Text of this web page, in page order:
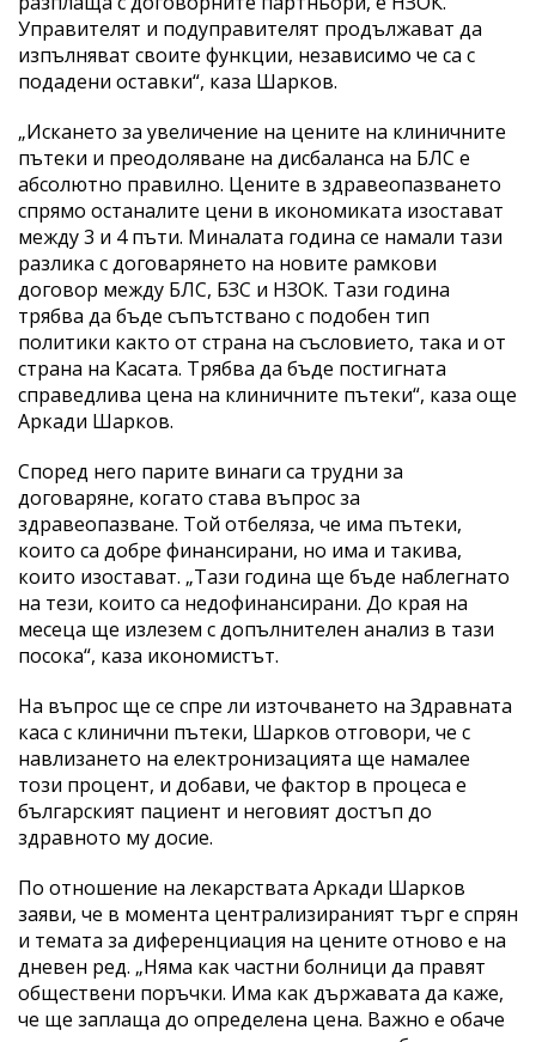
Управителят и подуправителят продължават да
изпълняват своите функции, независимо че са с
подадени оставки“, каза Шарков.
„Искането за увеличение на цените на клиничните
пътеки и преодоляване на дисбаланса на БЛС е
абсолютно правилно. Цените в здравеопазването
спрямо останалите цени в икономиката изостават
между 3 и 4 пъти. Миналата година се намали тази
разлика с договарянето на новите рамкови
договор между БЛС, БЗС и НЗОК. Тази година
трябва да бъде съпътствано с подобен тип
политики както от страна на съсловието, така и от
страна на Касата. Трябва да бъде постигната
справедлива цена на клиничните пътеки“, каза още
Аркади Шарков.
Според него парите винаги са трудни за
договаряне, когато става въпрос за
здравеопазване. Той отбеляза, че има пътеки,
които са добре финансирани, но има и такива,
които изостават. „Тази година ще бъде наблегнато
на тези, които са недофинансирани. До края на
месеца ще излезем с допълнителен анализ в тази
посока“, каза икономистът.
На въпрос ще се спре ли източването на Здравната
каса с клинични пътеки, Шарков отговори, че с
навлизането на електронизацията ще намалее
този процент, и добави, че фактор в процеса е
българският пациент и неговият достъп до
здравното му досие.
По отношение на лекарствата Аркади Шарков
заяви, че в момента централизираният търг е спрян
и темата за диференциация на цените отново е на
дневен ред. „Няма как частни болници да правят
обществени поръчки. Има как държавата да каже,
че ще заплаща до определена цена. Важно е обаче